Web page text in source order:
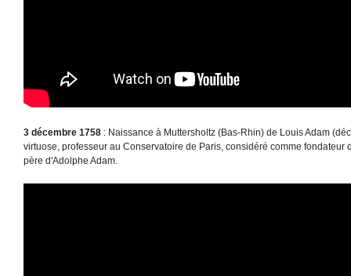
3 décembre 1758 : Naissance à Muttersholtz (Bas-Rhin) de Louis Adam
virtuose, professeur au Conservatoire de Paris, considéré comme fondateur
père d'Adolphe Adam.